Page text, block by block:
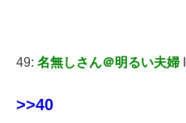
49: 名無しさん＠明るい夫婦
>>40